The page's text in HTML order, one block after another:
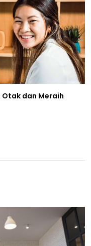
dan Meraih